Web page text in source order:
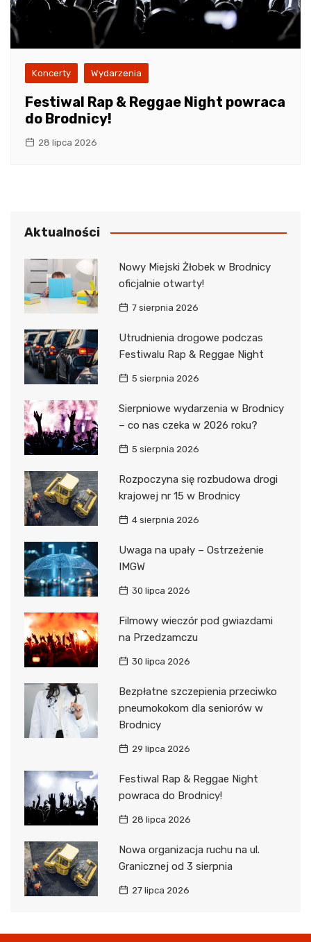
Koncerty Wydarzenia
Festiwal Rap & Reggae Night powraca
do Brodnicy!
28 lipca 2026
Aktualności
Nowy Miejski Żłobek w Brodnicy
oficjalnie otwarty!
7 sierpnia 2026
Utrudnienia drogowe podczas
Festiwalu Rap & Reggae Night
5 sierpnia 2026
Sierpniowe wydarzenia w Brodnicy
– co nas czeka w 2026 roku?
5 sierpnia 2026
Rozpoczyna się rozbudowa drogi
krajowej nr 15 w Brodnicy
4 sierpnia 2026
Uwaga na upały – Ostrzeżenie
IMGW
30 lipca 2026
Filmowy wieczór pod gwiazdami
na Przedzamczu
30 lipca 2026
Bezpłatne szczepienia przeciwko
pneumokokom dla seniorów w
Brodnicy
29 lipca 2026
Festiwal Rap & Reggae Night
powraca do Brodnicy!
28 lipca 2026
Nowa organizacja ruchu na ul.
Granicznej od 3 sierpnia
27 lipca 2026